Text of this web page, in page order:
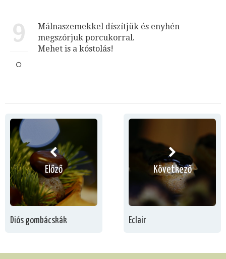
9
Málnaszemekkel díszítjük és enyhén
megszórjuk porcukorral.
Mehet is a kóstolás!
Előző
Diós gombácskák
Következő
Eclair